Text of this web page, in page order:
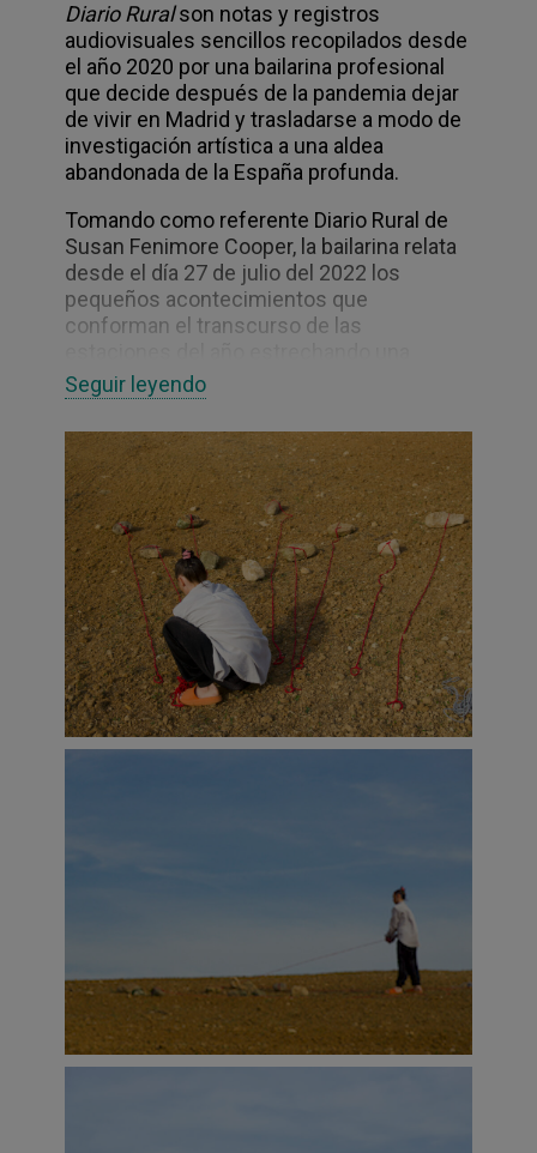
Diario Ruralson notas y registros
audiovisuales sencillos recopilados desde
el año 2020 por una bailarina profesional
que decide después de la pandemia dejar
de vivir en Madrid y trasladarse a modo de
investigación artística a una aldea
abandonada de la España profunda.
Tomando como referente Diario Rural de
Susan Fenimore Cooper, la bailarina relata
desde el día 27 de julio del 2022 los
pequeños acontecimientos que
conforman el transcurso de las
relación directa con su trabajo artístico. El
cambio en relación a los tiempos de
creación dictados por el mercado, en dia a
dia con la población rural y sus historias,
las labores rurales que va aprendiendo, la
interrelación con la naturaleza y el mundo
vegetal y animal, el paisaje, las nuevas
fisicalidades que van apareciendo en su
cuerpo de bailarina, las nuevas preguntas
en base a la contemplación, el
cuestionarse, involucrarse y explorarse
como mujer/artista en un mundo rural casi
por completo reservado para hombres…
Estas experiencias y sensaciones se
entrelazan con recuerdos de infancia,
Trabajo en colaboración con Ulises Vargas
en la edición de los textos que se van
generando día a día. En la parte audiovisual
con la colaboración de Samuel Retortillo.
Diario Ruralse encuentra en pleno
Seguir leyendo